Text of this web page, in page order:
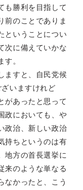
も勝利を目指して
前のことでありま
ということについ
次に備えていかな
。
ますと、自民党候
いますけれど
があったと思って
政においても、や
政治、新しい政治
持ちというのは有
地方の首長選挙に
来のような単なる
なかったと、こう